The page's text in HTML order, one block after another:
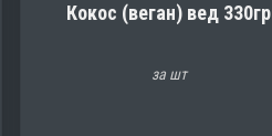
Кокос (веган) вед 330гр
за шт